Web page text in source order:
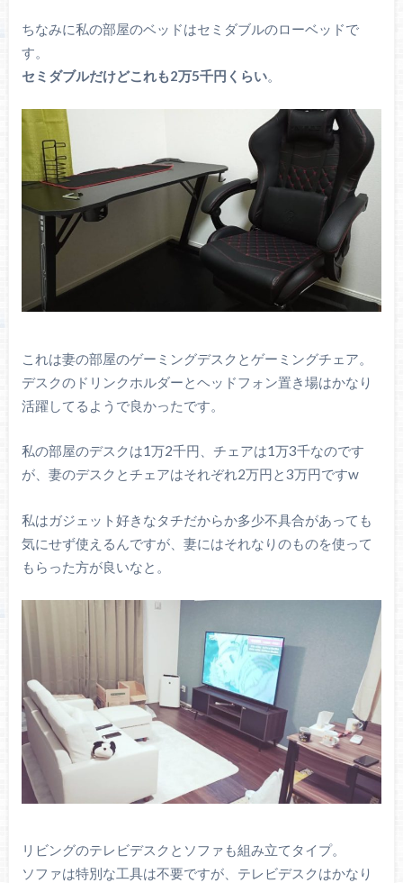
ちなみに私の部屋のベッドはセミダブルのローベッドで
す。
セミダブルだけどこれも2万5千円くらい。
これは妻の部屋のゲーミングデスクとゲーミングチェア。
デスクのドリンクホルダーとヘッドフォン置き場はかなり
活躍してるようで良かったです。
私の部屋のデスクは1万2千円、チェアは1万3千なのです
が、妻のデスクとチェアはそれぞれ2万円と3万円ですw
私はガジェット好きなタチだからか多少不具合があっても
気にせず使えるんですが、妻にはそれなりのものを使って
もらった方が良いなと。
リビングのテレビデスクとソファも組み立てタイプ。
ソファは特別な工具は不要ですが、テレビデスクはかなり